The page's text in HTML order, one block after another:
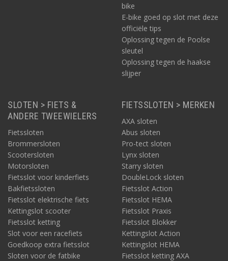
bike
E-bike goed op slot met deze
officiële tips
Oplossing tegen de Poolse
sleutel
Oplossing tegen de haakse
slijper
SLOTEN > FIETS &
ANDERE TWEEWIELERS
Fietssloten
Brommersloten
Scootersloten
Motorsloten
Fietsslot voor kinderfiets
Bakfietssloten
Fietsslot elektrische fiets
Kettingslot scooter
Fietsslot ketting
Slot voor een racefiets
Goedkoop extra fietsslot
Sloten voor de fatbike
FIETSSLOTEN > MERKEN
AXA sloten
Abus sloten
Pro-tect sloten
Lynx sloten
Starry sloten
DoubleLock sloten
Fietsslot Action
Fietsslot HEMA
Fietsslot Praxis
Fietsslot Blokker
Kettingslot Action
Kettingslot HEMA
Fietsslot ketting AXA